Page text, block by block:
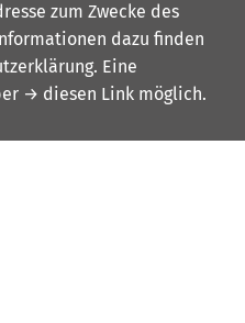
zum Zwecke des
dazu finden
. Eine
→ diesen Link möglich.